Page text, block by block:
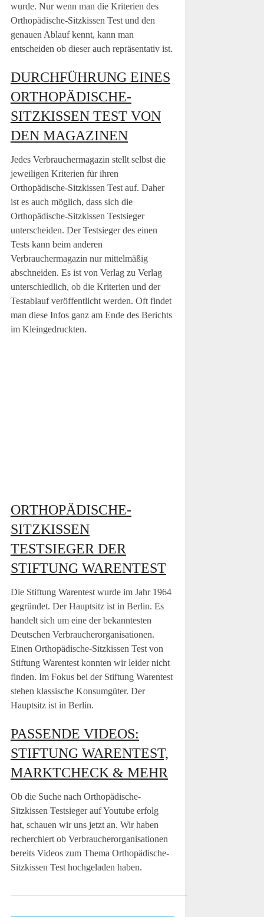
wurde. Nur wenn man die Kriterien des
Orthopädische-Sitzkissen Test und den
genauen Ablauf kennt, kann man
entscheiden ob dieser auch repräsentativ ist.
DURCHFÜHRUNG EINES
ORTHOPÄDISCHE-
SITZKISSEN TEST VON
DEN MAGAZINEN
Jedes Verbrauchermagazin stellt selbst die
jeweiligen Kriterien für ihren
Orthopädische-Sitzkissen Test auf. Daher
ist es auch möglich, dass sich die
Orthopädische-Sitzkissen Testsieger
unterscheiden. Der Testsieger des einen
Tests kann beim anderen
Verbrauchermagazin nur mittelmäßig
abschneiden. Es ist von Verlag zu Verlag
unterschiedlich, ob die Kriterien und der
Testablauf veröffentlicht werden. Oft findet
man diese Infos ganz am Ende des Berichts
im Kleingedruckten.
ORTHOPÄDISCHE-
SITZKISSEN
TESTSIEGER DER
STIFTUNG WARENTEST
Die Stiftung Warentest wurde im Jahr 1964
gegründet. Der Hauptsitz ist in Berlin. Es
handelt sich um eine der bekanntesten
Deutschen Verbraucherorganisationen.
Einen Orthopädische-Sitzkissen Test von
Stiftung Warentest konnten wir leider nicht
finden. Im Fokus bei der Stiftung Warentest
stehen klassische Konsumgüter. Der
Hauptsitz ist in Berlin.
PASSENDE VIDEOS:
STIFTUNG WARENTEST,
MARKTCHECK & MEHR
Ob die Suche nach Orthopädische-
Sitzkissen Testsieger auf Youtube erfolg
hat, schauen wir uns jetzt an. Wir haben
recherchiert ob Verbraucherorganisationen
bereits Videos zum Thema Orthopädische-
Sitzkissen Test hochgeladen haben.